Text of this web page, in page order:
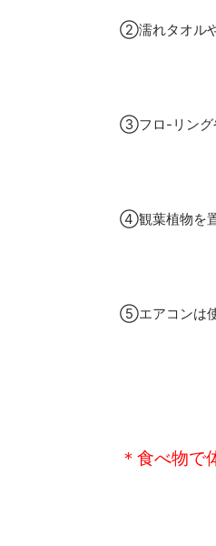
②濡れタオル
③フロ-リング
④観葉植物を置
⑤エアコンは
＊食べ物で